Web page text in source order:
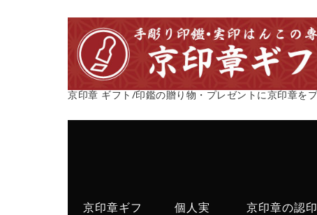
京印章 ギフト/印鑑の贈り物・プレゼントに京印章を
京印章ギフ
個人実
京印章の認